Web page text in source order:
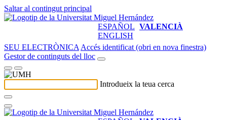
Saltar al contingut principal
ESPAÑOL VALENCIÀ
ENGLISH
SEU ELECTRÒNICA Accés identificat (obri en nova finestra)
Gestor de continguts del lloc
Introdueix la teua cerca